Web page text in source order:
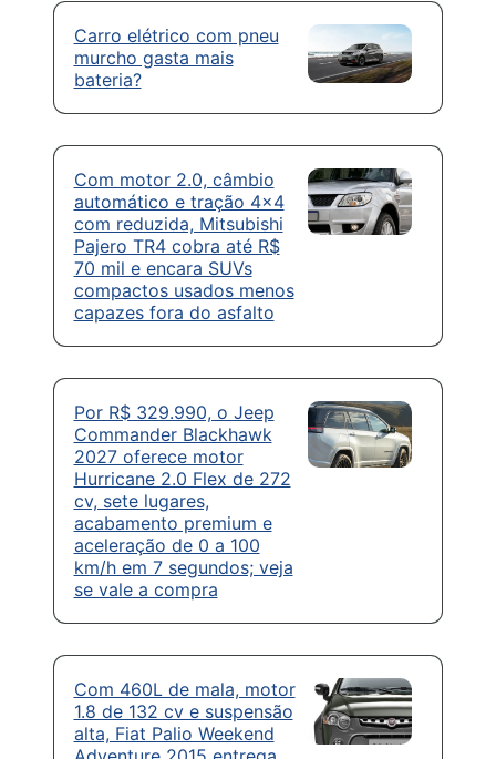
Carro elétrico com pneu
murcho gasta mais
bateria?
Com motor 2.0, câmbio
automático e tração 4×4
com reduzida, Mitsubishi
Pajero TR4 cobra até R$
70 mil e encara SUVs
compactos usados menos
capazes fora do asfalto
Por R$ 329.990, o Jeep
Commander Blackhawk
2027 oferece motor
Hurricane 2.0 Flex de 272
cv, sete lugares,
acabamento premium e
aceleração de 0 a 100
km/h em 7 segundos; veja
se vale a compra
Com 460L de mala, motor
1.8 de 132 cv e suspensão
alta, Fiat Palio Weekend